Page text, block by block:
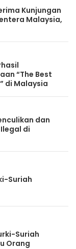
Kunjungan
Malaysia,
“The Best
di Malaysia
dan
di
Suriah
Suriah
Orang